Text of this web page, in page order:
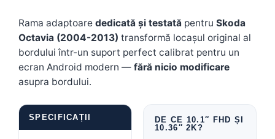
Conectică Auto
Conectică Auto
Conectică Audi
Conectică BMW
Rama adaptoare dedicată și testată pentru Skoda
Octavia (2004-2013) transformă locașul original al
bordului într-un suport perfect calibrat pentru un
ecran Android modern — fără nicio modificare
asupra bordului.
SPECIFICAȚII
DE CE 10.1″ FHD ȘI
10.36″ 2K?